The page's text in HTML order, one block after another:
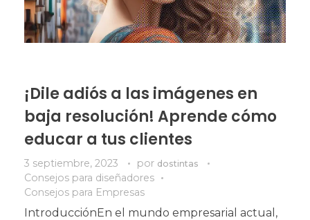
¡Dile adiós a las imágenes en
baja resolución! Aprende cómo
educar a tus clientes
3 septiembre, 2023 por dostintas
Consejos para diseñadores
Consejos para Empresas
IntroducciónEn el mundo empresarial actual,